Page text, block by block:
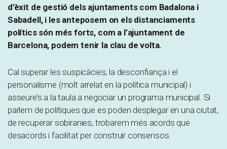
d’èxit de gestió dels ajuntaments com Badalona i
Sabadell, i les anteposem on els distanciaments
polítics són més forts, com a l’ajuntament de
Barcelona, podem tenir la clau de volta.
Cal superar les suspicàcies, la desconfiança i el
personalisme (molt arrelat en la política municipal) i
asseure’s a la taula a negociar un programa municipal. Si
parlem de polítiques que es poden desplegar en una ciutat,
de recuperar sobiranies, trobarem més acords que
desacords i facilitat per construir consensos.